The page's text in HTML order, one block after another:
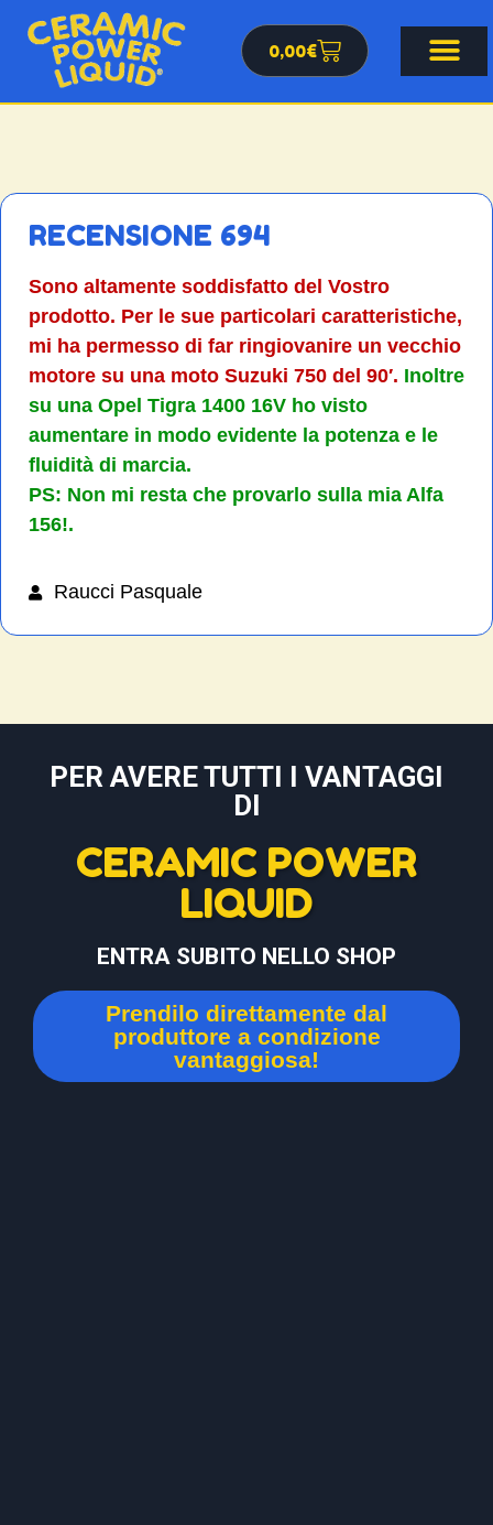
0,00€
RECENSIONE 694
Sono altamente soddisfatto del Vostro
prodotto. Per le sue particolari caratteristiche,
mi ha permesso di far ringiovanire un vecchio
motore su una moto Suzuki 750 del 90′. Inoltre
su una Opel Tigra 1400 16V ho visto
aumentare in modo evidente la potenza e le
fluidità di marcia.
PS: Non mi resta che provarlo sulla mia Alfa
156!.
Raucci Pasquale
PER AVERE TUTTI I VANTAGGI
DI
CERAMIC POWER
LIQUID
ENTRA SUBITO NELLO SHOP
Prendilo direttamente dal
produttore a condizione
vantaggiosa!